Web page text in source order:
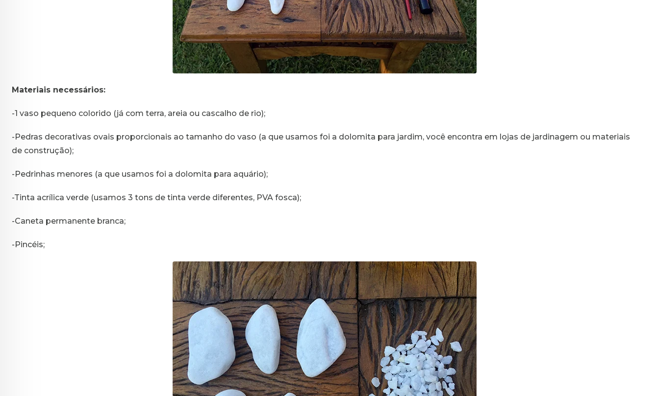
Materiais necessários:
-1 vaso pequeno colorido (já com terra, areia ou cascalho de rio);
-Pedras decorativas ovais proporcionais ao tamanho do vaso (a que usamos foi a dolomita para jardim, você encontra em lojas de jardinagem ou materiais
de construção);
-Pedrinhas menores (a que usamos foi a dolomita para aquário);
-Tinta acrílica verde (usamos 3 tons de tinta verde diferentes, PVA fosca);
-Caneta permanente branca;
-Pincéis;